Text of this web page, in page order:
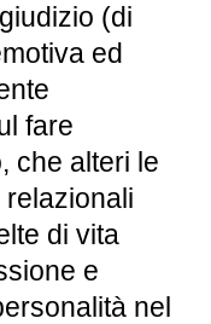
(di
ed
fare
che alteri le
di vita
e
nel